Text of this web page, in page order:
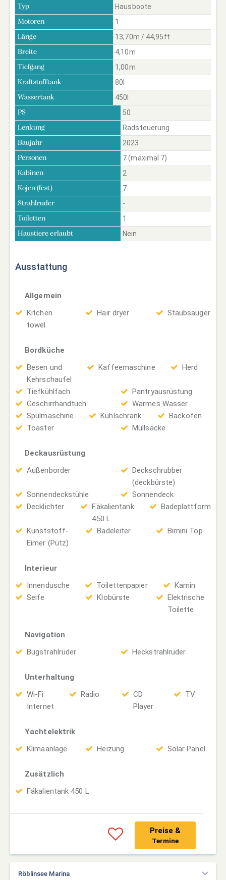
Typ Hausboote
Motoren 1
Länge 13,70m / 44,95ft
Breite 4,10m
Tiefgang 1,00m
Kraftstofftank 80l
Wassertank 450l
PS 50
Lenkung Radsteuerung
Baujahr 2023
Personen 7 (maximal 7)
Kabinen 2
Kojen (fest) 7
Strahlruder -
Toiletten 1
Haustiere erlaubt Nein
Ausstattung
Allgemein
Kitchen
towel
Hair dryer Staubsauger
Bordküche
Besen und
Kehrschaufel
Kaffeemaschine Herd
Tiefkühlfach
Pantryausrüstung
Geschirrhandtuch
Warmes Wasser
Spülmaschine
Kühlschrank
Backofen
Toaster
Müllsäcke
Deckausrüstung
Außenborder
Deckschrubber
(deckbürste)
Sonnendeckstühle
Sonnendeck
Decklichter
Fäkalientank
450 L
Badeplattform
Kunststoff-
Eimer (Pütz)
Badeleiter Bimini Top
Interieur
Innendusche
Toilettenpapier
Kamin
Seife
Klobürste
Elektrische
Toilette
Navigation
Bugstrahlruder
Heckstrahlruder
Unterhaltung
Wi-Fi
Internet
Radio
CD
Player
TV
Yachtelektrik
Klimaanlage
Heizung Solar Panel
Zusätzlich
Fäkalientank 450 L
Preise &
Termine
Röblinsee Marina